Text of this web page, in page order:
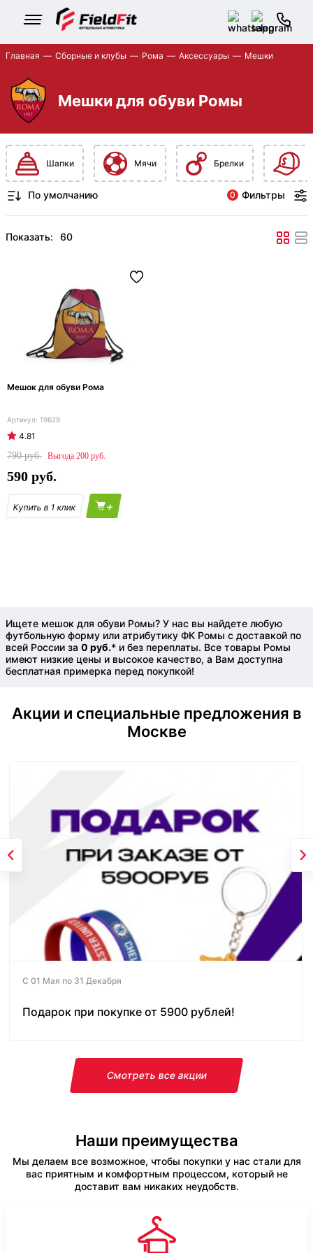
Главная Сборные и клубы Рома Аксессуары Мешки
Мешки для обуви Ромы
Шапки Мячи Брелки
0 Фильтры
Показать:
Мешок для обуви Рома
19629
4.81
790
200
590
+
Ищете мешок для обуви Ромы? У нас вы найдете любую
футбольную форму или атрибутику ФК Ромы с доставкой по
всей России за 0 руб.* и без переплаты. Все товары Ромы
имеют низкие цены и высокое качество, а Вам доступна
бесплатная примерка перед покупкой!
Акции и специальные предложения в
Москве
С 01 Мая по 31 Декабря
Подарок при покупке от 5900 рублей!
Смотреть все акции
Наши преимущества
Мы делаем все возможное, чтобы покупки у нас стали для
вас приятным и комфортным процессом, который не
доставит вам никаких неудобств.